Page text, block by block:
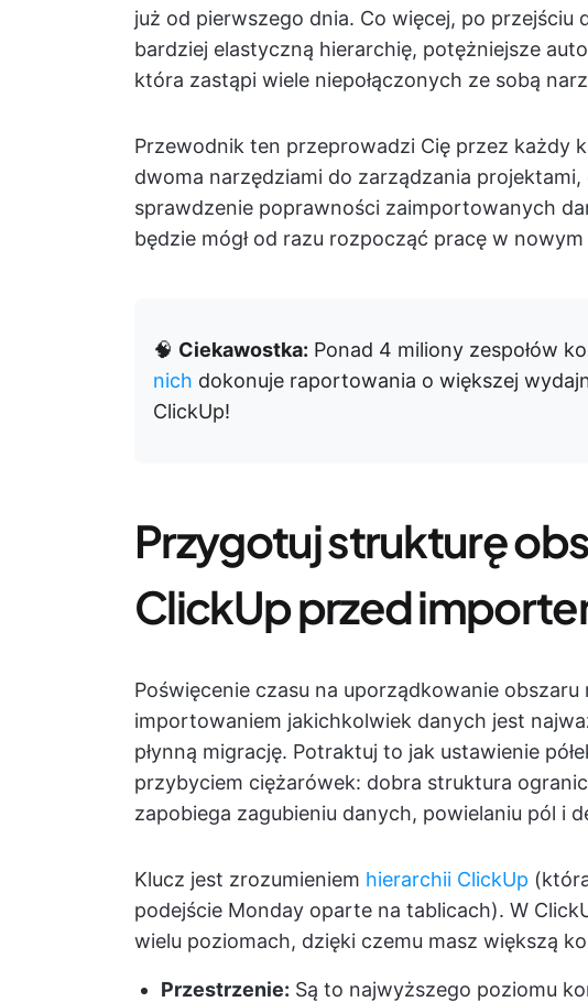
już od pierwszego dnia. Co więcej, po przejściu
bardziej elastyczną hierarchię, potężniejsze
która zastąpi wiele niepołączonych ze sobą
Przewodnik ten przeprowadzi Cię przez każdy
dwoma narzędziami do zarządzania
sprawdzenie poprawności zaimportowanych
będzie mógł od razu rozpocząć pracę w
🧠 Ciekawostka: Ponad 4 miliony zespołów
nich dokonuje raportowania o większej
ClickUp!
Przygotuj strukturę
ClickUp przed
Poświęcenie czasu na uporządkowanie
importowaniem jakichkolwiek danych jest
płynną migrację. Potraktuj to jak ustawienie
przybyciem ciężarówek: dobra struktura
zapobiega zagubieniu danych, powielaniu pól i
Klucz jest zrozumieniem hierarchii ClickUp
podejście Monday oparte na tablicach). W
wielu poziomach, dzięki czemu masz większą
Przestrzenie: Są to najwyższego poziomu